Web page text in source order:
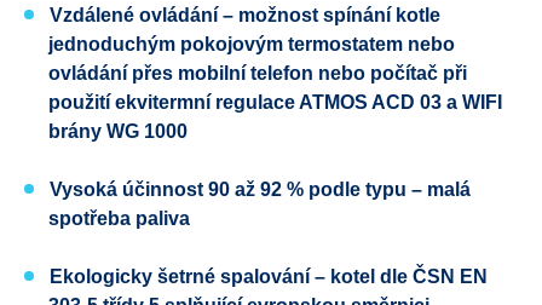
Vzdálené ovládání – možnost spínání kotle
jednoduchým pokojovým termostatem nebo
ovládání přes mobilní telefon nebo počítač při
použití ekvitermní regulace ATMOS ACD 03 a WIFI
brány WG 1000
Vysoká účinnost 90 až 92 % podle typu – malá
spotřeba paliva
Ekologicky šetrné spalování – kotel dle ČSN EN